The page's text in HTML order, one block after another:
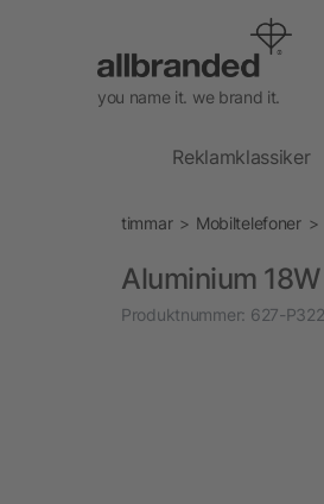
you name it. we brand it.
Reklamklassiker
timmar Mobiltelefoner
Aluminium
Produktnummer: 627-